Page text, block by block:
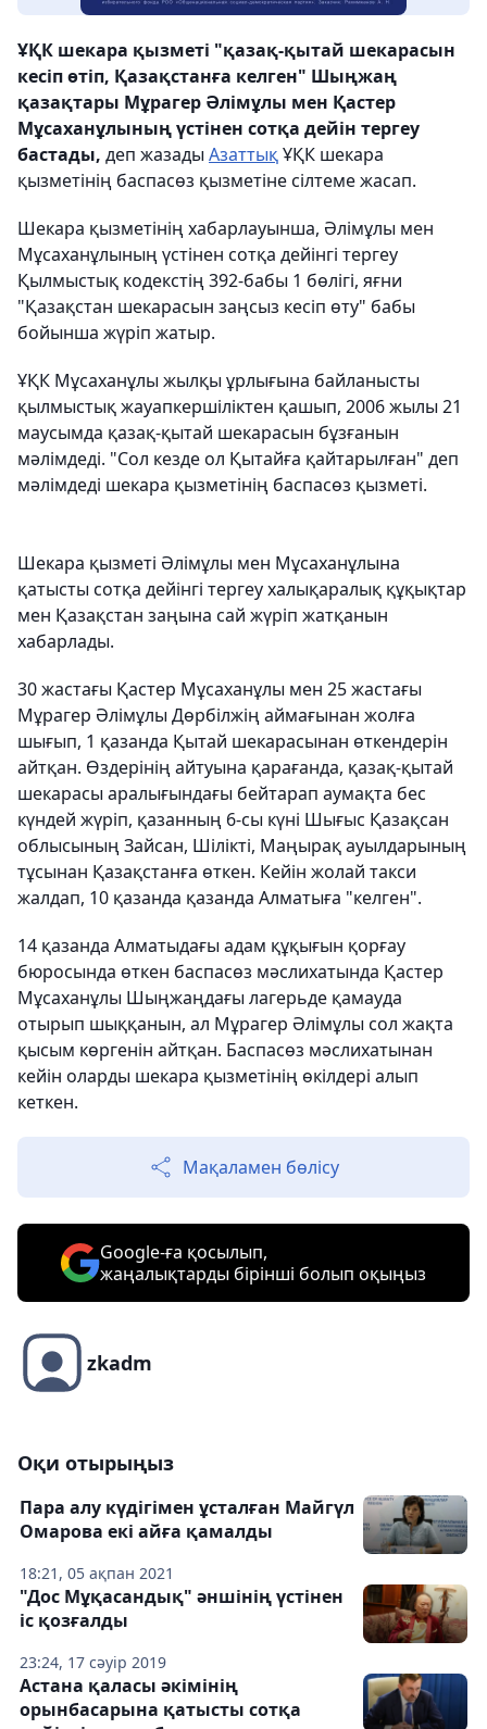
ҰҚК шекара қызметі "қазақ-қытай шекарасын
кесіп өтіп, Қазақстанға келген" Шыңжаң
қазақтары Мұрагер Әлімұлы мен Қастер
Мұсаханұлының үстінен сотқа дейін тергеу
бастады, деп жазады АзаттықҰҚК шекара
қызметінің баспасөз қызметіне сілтеме жасап.
Шекара қызметінің хабарлауынша, Әлімұлы мен
Мұсаханұлының үстінен сотқа дейінгі тергеу
Қылмыстық кодекстің 392-бабы 1 бөлігі, яғни
"Қазақстан шекарасын заңсыз кесіп өту" бабы
бойынша жүріп жатыр.
ҰҚК Мұсаханұлы жылқы ұрлығына байланысты
қылмыстық жауапкершіліктен қашып, 2006 жылы 21
маусымда қазақ-қытай шекарасын бұзғанын
мәлімдеді. "Сол кезде ол Қытайға қайтарылған" деп
мәлімдеді шекара қызметінің баспасөз қызметі.
Шекара қызметі Әлімұлы мен Мұсаханұлына
қатысты сотқа дейінгі тергеу халықаралық құқықтар
мен Қазақстан заңына сай жүріп жатқанын
хабарлады.
30 жастағы Қастер Мұсаханұлы мен 25 жастағы
Мұрагер Әлімұлы Дөрбілжің аймағынан жолға
шығып, 1 қазанда Қытай шекарасынан өткендерін
айтқан. Өздерінің айтуына қарағанда, қазақ-қытай
шекарасы аралығындағы бейтарап аумақта бес
күндей жүріп, қазанның 6-сы күні Шығыс Қазақсан
облысының Зайсан, Шілікті, Маңырақ ауылдарының
тұсынан Қазақстанға өткен. Кейін жолай такси
жалдап, 10 қазанда қазанда Алматыға "келген".
14 қазанда Алматыдағы адам құқығын қорғау
бюросында өткен баспасөз мәслихатында Қастер
Мұсаханұлы Шыңжаңдағы лагерьде қамауда
отырып шыққанын, ал Мұрагер Әлімұлы сол жақта
қысым көргенін айтқан. Баспасөз мәслихатынан
кейін оларды шекара қызметінің өкілдері алып
кеткен.
Мақаламен бөлісу
Google-ға қосылып,
жаңалықтарды бірінші болып оқыңыз
zkadm
Оқи отырыңыз
18:21, 05 ақпан 2021
Пара алу күдігімен ұсталған Майгүл
Омарова екі айға қамалды
23:24, 17 сәуір 2019
"Дос Мұқасандық" әншінің үстінен
іс қозғалды
Астана қаласы әкімінің
орынбасарына қатысты сотқа